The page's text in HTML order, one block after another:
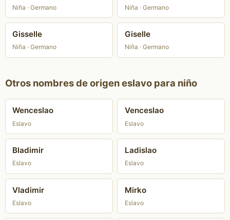
Niña · Germano Niña · Germano
Gisselle
Niña · Germano
Giselle
Niña · Germano
Otros nombres de origen eslavo para niño
Wenceslao
Eslavo
Venceslao
Eslavo
Bladimir
Eslavo
Ladislao
Eslavo
Vladimir
Eslavo
Mirko
Eslavo